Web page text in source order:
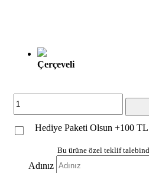
Çerçeveli
Hediye Paketi Olsun +100
Bu ürüne özel teklif
Adınız